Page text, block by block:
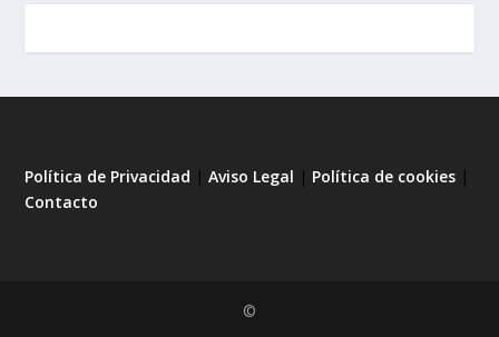
Política de Privacidad |Aviso Legal | Política de cookies |
Contacto
©